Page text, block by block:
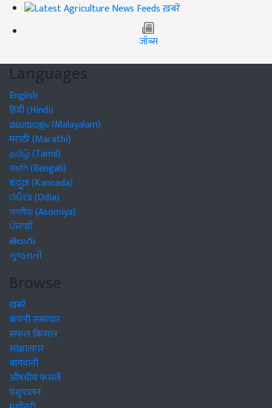
ख़बरें
जॉब्स
Languages
English
हिंदी (Hindi)
മലയാളം (Malayalam)
मराठी (Marathi)
தமிழ் (Tamil)
বাঙালি (Bengali)
ಕನ್ನಡ (Kannada)
ଓଡିଆ (Odia)
অসমীয়া (Asomiya)
ਪੰਜਾਬੀ
తెలుగు
ગુજરાતી
Browse
खबरें
कंपनी समाचार
सफल किसान
साक्षात्कार
बागवानी
औषधीय फसलें
पशुपालन